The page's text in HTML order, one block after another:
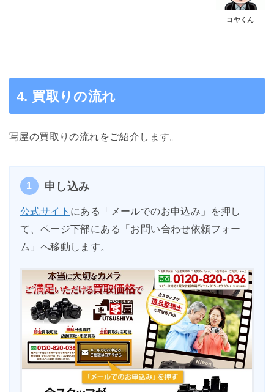
コヤくん
4. 買取りの流れ
写屋の買取りの流れをご紹介します。
1 申し込み
公式サイト にある「メールでのお申込み」を押し
て、ページ下部にある「お問い合わせ依頼フォー
ム」へ移動します。